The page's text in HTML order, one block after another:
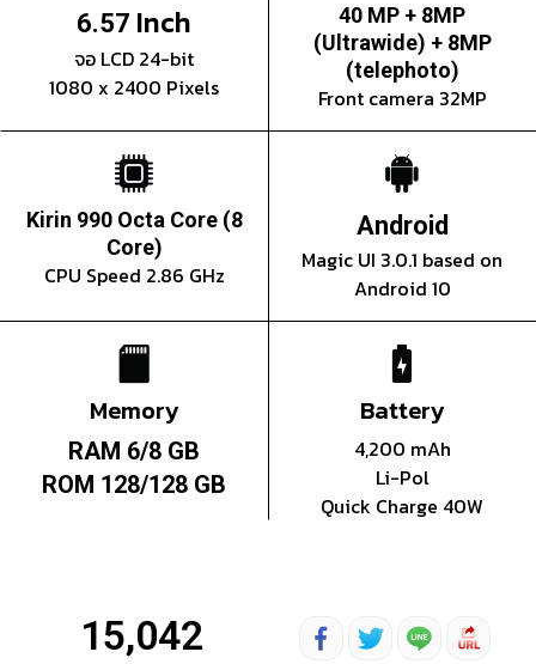
6.57 Inch
จอ LCD 24-bit
1080 x 2400 Pixels
40 MP + 8MP
(Ultrawide) + 8MP
(telephoto)
Front camera 32MP
Kirin 990 Octa Core (8
Core)
CPU Speed 2.86 GHz
Android
Magic UI 3.0.1 based on
Android 10
Memory
RAM 6/8 GB
ROM 128/128 GB
Battery
4,200 mAh
Li-Pol
Quick Charge 40W
15,042